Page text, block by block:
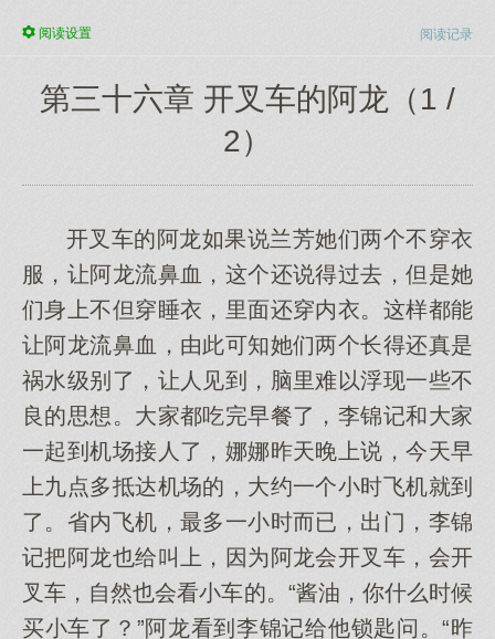
阅读记录
阅读设置
第三十六章 开叉车的阿龙（1 /
2）
开叉车的阿龙如果说兰芳她们两个不穿衣
服，让阿龙流鼻血，这个还说得过去，但是她
们身上不但穿睡衣，里面还穿内衣。这样都能
让阿龙流鼻血，由此可知她们两个长得还真是
祸水级别了，让人见到，脑里难以浮现一些不
良的思想。大家都吃完早餐了，李锦记和大家
一起到机场接人了，娜娜昨天晚上说，今天早
上九点多抵达机场的，大约一个小时飞机就到
了。省内飞机，最多一小时而已，出门，李锦
记把阿龙也给叫上，因为阿龙会开叉车，会开
叉车，自然也会看小车的。“酱油，你什么时候
买小车了？”阿龙看到李锦记给他锁匙问。“昨